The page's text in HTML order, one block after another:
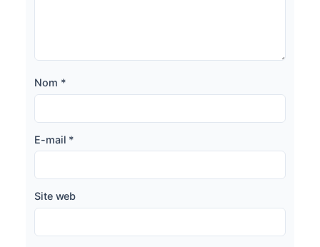
Nom *
E-mail *
Site web